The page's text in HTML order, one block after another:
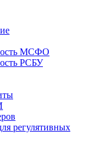
МСФО
РСБУ
регулятивных